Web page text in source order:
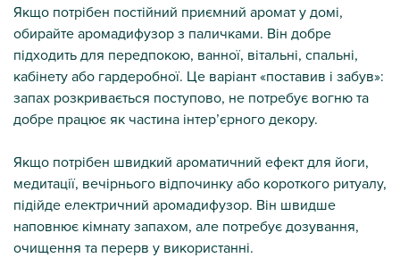
Якщо потрібен постійний приємний аромат у домі,
обирайте аромадифузор з паличками. Він добре
підходить для передпокою, ванної, вітальні, спальні,
кабінету або гардеробної. Це варіант «поставив і забув»:
запах розкривається поступово, не потребує вогню та
добре працює як частина інтер’єрного декору.
Якщо потрібен швидкий ароматичний ефект для йоги,
медитації, вечірнього відпочинку або короткого ритуалу,
підійде електричний аромадифузор. Він швидше
наповнює кімнату запахом, але потребує дозування,
очищення та перерв у використанні.